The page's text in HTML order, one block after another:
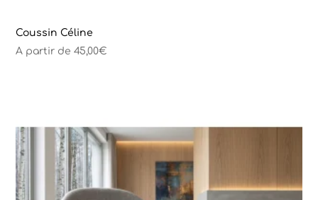
Coussin Céline
A partir de45,00€